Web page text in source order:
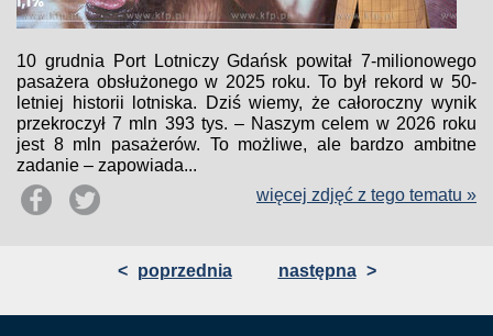
10 grudnia Port Lotniczy Gdańsk powitał 7-milionowego
pasażera obsłużonego w 2025 roku. To był rekord w 50-
letniej historii lotniska. Dziś wiemy, że całoroczny wynik
przekroczył 7 mln 393 tys. – Naszym celem w 2026 roku
jest 8 mln pasażerów. To możliwe, ale bardzo ambitne
zadanie – zapowiada...
więcej zdjęć z tego tematu »
< poprzednia następna >